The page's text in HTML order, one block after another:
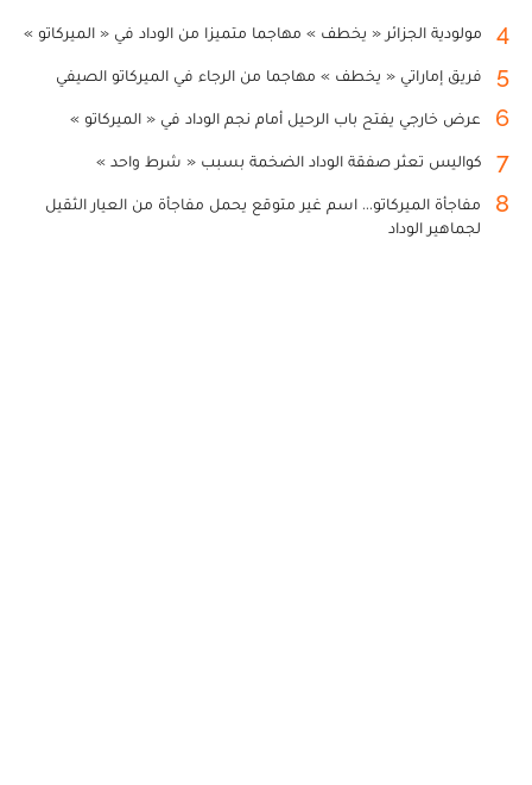
4 مولودية الجزائر « يخطف » مهاجما متميزا من الوداد في « الميركاتو »
5 فريق إماراتي « يخطف » مهاجما من الرجاء في الميركاتو الصيفي
6 عرض خارجي يفتح باب الرحيل أمام نجم الوداد في « الميركاتو »
7 كواليس تعثر صفقة الوداد الضخمة بسبب « شرط واحد »
8
مفاجأة الميركاتو... اسم غير متوقع يحمل مفاجأة من العيار الثقيل
لجماهير الوداد